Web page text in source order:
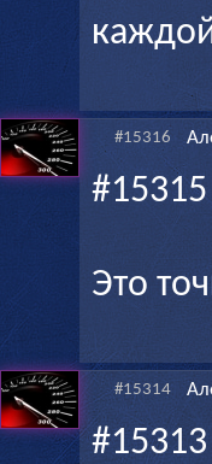
#15316
Это
#15314